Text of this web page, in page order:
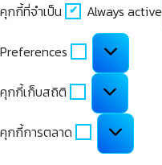
คุกกี้ที่จำเป็น
ที่
จำเป็น
Always active
Preferences Preferences
คุกกี้เก็บสถิติ
คุกกี้
เก็บ
สถิติ
คุกกี้การตลาด
คุกกี้
การ